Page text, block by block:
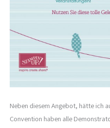
Neben diesem Angebot, hätte ich
Convention haben alle